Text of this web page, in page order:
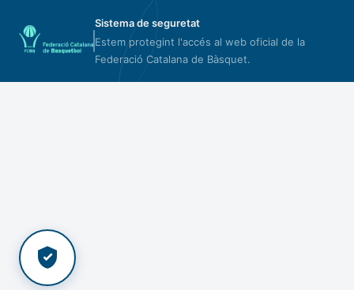
Sistema de seguretat
Estem protegint l'accés al web oficial de la
Federació Catalana de Bàsquet.